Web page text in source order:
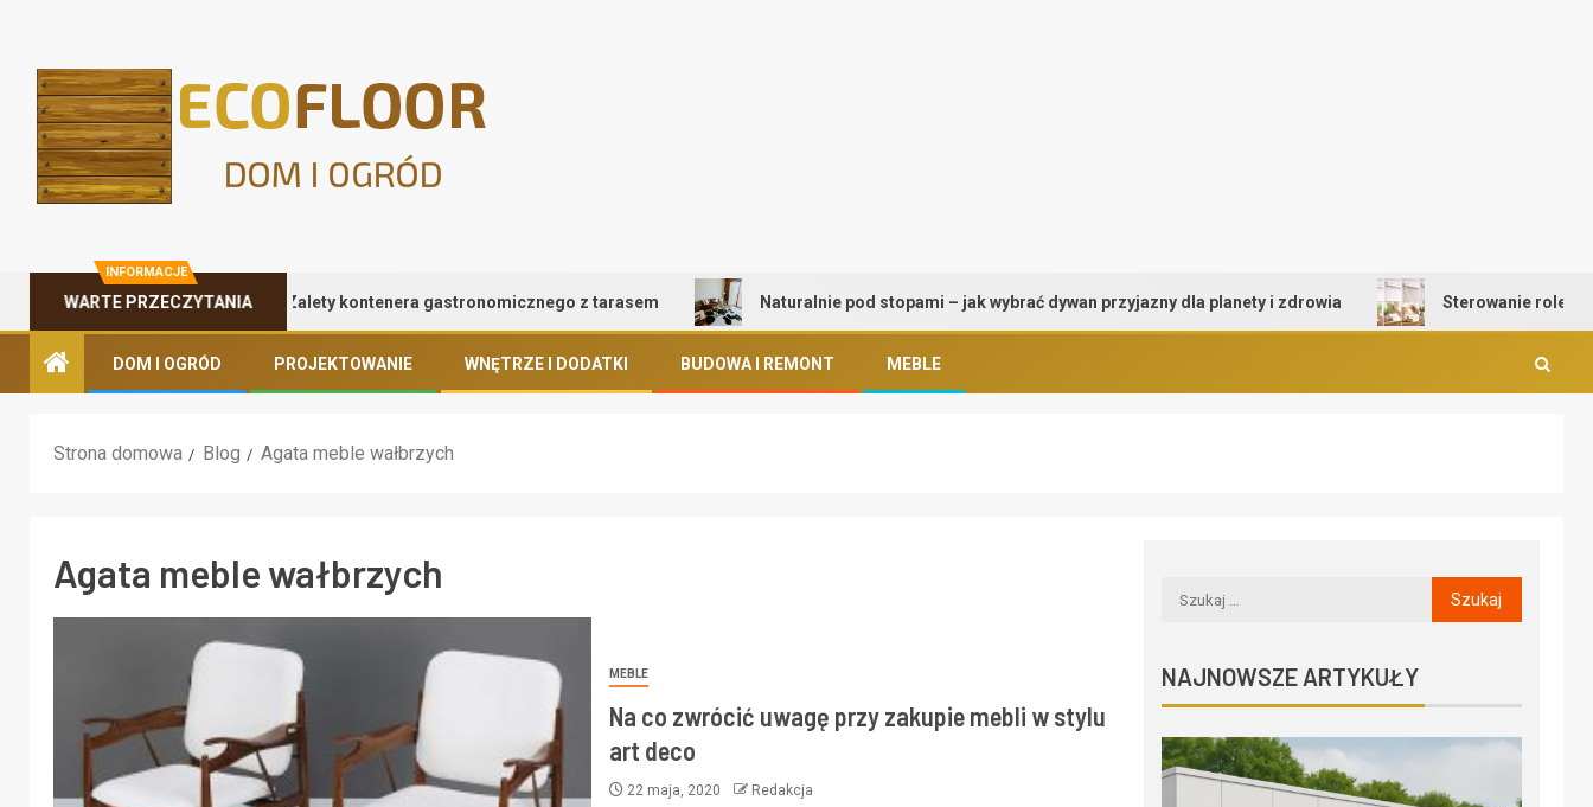
INFORMACJE
WARTE PRZECZYTANIAZalety kontenera gastronomicznego z tarasem Naturalnie pod stopami – jak wybrać dywan przyjazny dla planety i zdrowia Sterowanie roletami –
DOM I OGRÓD PROJEKTOWANIE WNĘTRZE I DODATKI BUDOWA I REMONT MEBLE
Strona domowa Blog Agata meble wałbrzych
Agata meble wałbrzych
MEBLE
Na co zwrócić uwagę przy zakupie mebli w stylu
art deco
22 maja, 2020 Redakcja
NAJNOWSZE ARTYKUŁY